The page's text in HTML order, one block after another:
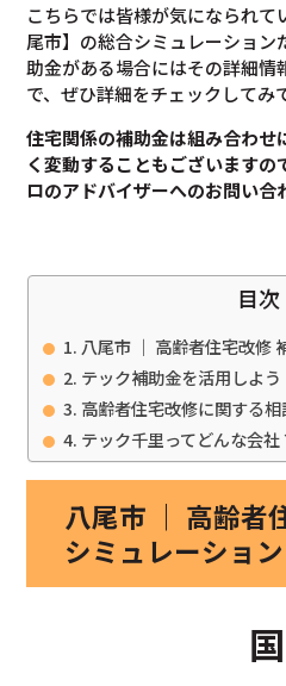
こちらでは皆様が気になられ
尾市】の総合シミュレーショ
助金がある場合にはその詳細情
で、ぜひ詳細をチェックしてみ
住宅関係の補助金は組み合わせ
く変動することもございますの
ロのアドバイザーへのお問い合
目次
八尾市 ｜ 高齢者住宅改修
テック補助金を活用しよう
高齢者住宅改修に関する
テック千里ってどんな会社
八尾市 ｜ 高齢者
シミュレーション
国